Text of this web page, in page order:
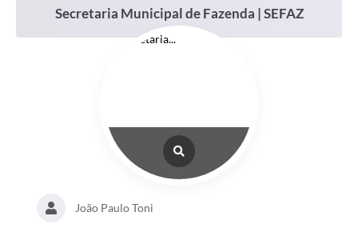
Transparência
Serviços
Secretaria Municipal de Fazenda | SEFAZ
João Paulo Toni